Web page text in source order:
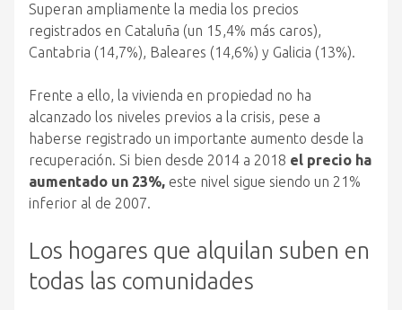
Superan ampliamente la media los precios
registrados en Cataluña (un 15,4% más caros),
Cantabria (14,7%), Baleares (14,6%) y Galicia (13%).
Frente a ello, la vivienda en propiedad no ha
alcanzado los niveles previos a la crisis, pese a
haberse registrado un importante aumento desde la
recuperación. Si bien desde 2014 a 2018 el precio ha
aumentado un 23%, este nivel sigue siendo un 21%
inferior al de 2007.
Los hogares que alquilan suben en
todas las comunidades